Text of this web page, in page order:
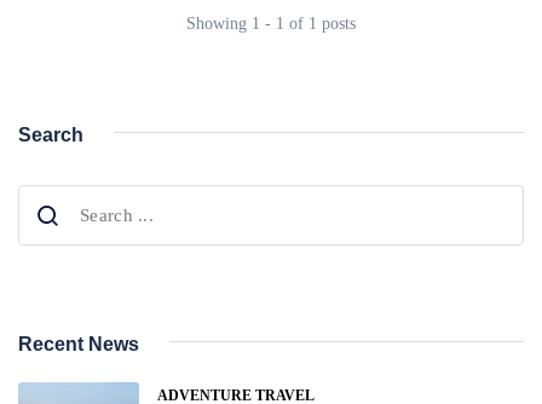
Showing 1 - 1 of 1 posts
Search
Recent News
ADVENTURE TRAVEL